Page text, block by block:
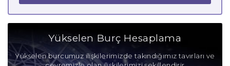
Yükselen Burç Hesaplama
Yükselen burcumuz ilişkilerimizde takındığımız tavırları ve